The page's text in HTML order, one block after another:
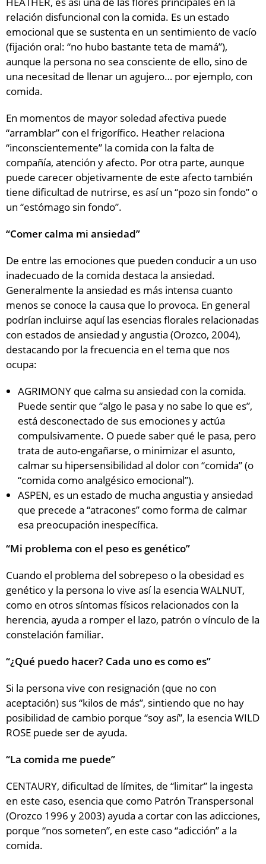
relación disfuncional con la comida. Es un estado
emocional que se sustenta en un sentimiento de vacío
(fijación oral: “no hubo bastante teta de mamá”),
aunque la persona no sea consciente de ello, sino de
una necesitad de llenar un agujero… por ejemplo, con
comida.
En momentos de mayor soledad afectiva puede
“arramblar” con el frigorífico. Heather relaciona
“inconscientemente” la comida con la falta de
compañía, atención y afecto. Por otra parte, aunque
puede carecer objetivamente de este afecto también
tiene dificultad de nutrirse, es así un “pozo sin fondo” o
un “estómago sin fondo”.
“Comer calma mi ansiedad”
De entre las emociones que pueden conducir a un uso
inadecuado de la comida destaca la ansiedad.
Generalmente la ansiedad es más intensa cuanto
menos se conoce la causa que lo provoca. En general
podrían incluirse aquí las esencias florales relacionadas
con estados de ansiedad y angustia (Orozco, 2004),
destacando por la frecuencia en el tema que nos
ocupa:
AGRIMONY que calma su ansiedad con la comida.
Puede sentir que “algo le pasa y no sabe lo que es”,
está desconectado de sus emociones y actúa
compulsivamente. O puede saber qué le pasa, pero
trata de auto-engañarse, o minimizar el asunto,
calmar su hipersensibilidad al dolor con “comida” (o
“comida como analgésico emocional”).
ASPEN, es un estado de mucha angustia y ansiedad
que precede a “atracones” como forma de calmar
esa preocupación inespecífica.
“Mi problema con el peso es genético”
Cuando el problema del sobrepeso o la obesidad es
genético y la persona lo vive así la esencia WALNUT,
como en otros síntomas físicos relacionados con la
herencia, ayuda a romper el lazo, patrón o vínculo de la
constelación familiar.
“¿Qué puedo hacer? Cada uno es como es”
Si la persona vive con resignación (que no con
aceptación) sus “kilos de más”, sintiendo que no hay
posibilidad de cambio porque “soy así”, la esencia WILD
ROSE puede ser de ayuda.
“La comida me puede”
CENTAURY, dificultad de límites, de “limitar” la ingesta
en este caso, esencia que como Patrón Transpersonal
(Orozco 1996 y 2003) ayuda a cortar con las adicciones,
porque “nos someten”, en este caso “adicción” a la
comida.